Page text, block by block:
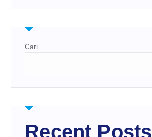
Cari
Recent Posts